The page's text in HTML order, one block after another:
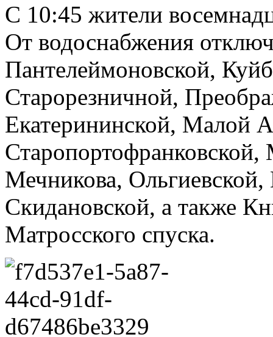
С 10:45 жители
От водоснабжения
Пантелеймоновской,
Старорезничной,
Екатерининской, Малой
Мечникова,
Скидановской, а также
Матросского спуска.